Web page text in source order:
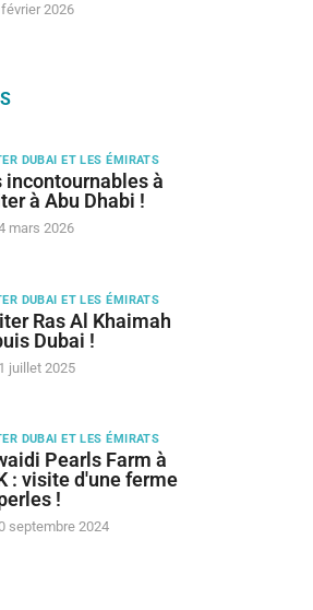
2026
DUBAI ET LES ÉMIRATS
incontournables à
à Abu Dhabi !
mars 2026
DUBAI ET LES ÉMIRATS
Ras Al Khaimah
Dubai !
juillet 2025
DUBAI ET LES ÉMIRATS
Pearls Farm à
: visite d'une ferme
!
septembre 2024